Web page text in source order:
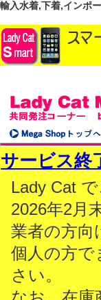
輸入水着,下着,インポ
サービス終
Lady Cat
2026年2月
業者の方向
個人の方で
さい。